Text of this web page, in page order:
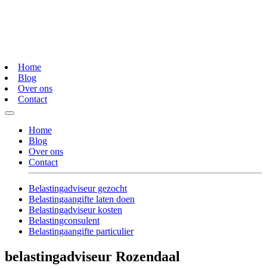
Home
Blog
Over ons
Contact
Home
Blog
Over ons
Contact
Belastingadviseur gezocht
Belastingaangifte laten doen
Belastingadviseur kosten
Belastingconsulent
Belastingaangifte particulier
belastingadviseur Rozendaal